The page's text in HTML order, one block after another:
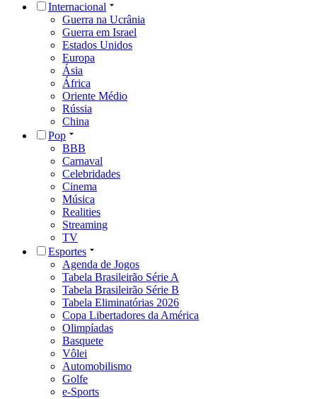
Internacional
Guerra na Ucrânia
Guerra em Israel
Estados Unidos
Europa
Ásia
África
Oriente Médio
Rússia
China
Pop
BBB
Carnaval
Celebridades
Cinema
Música
Realities
Streaming
TV
Esportes
Agenda de Jogos
Tabela Brasileirão Série A
Tabela Brasileirão Série B
Tabela Eliminatórias 2026
Copa Libertadores da América
Olimpíadas
Basquete
Vôlei
Automobilismo
Golfe
e-Sports